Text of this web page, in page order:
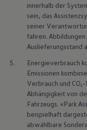
innerhalb der
sein, das
seiner
fahren.
Auslieferungsstand
5.
Energieverbrauch
Emissionen
Verbrauch und
Abhängigkeit von
Fahrzeugs. «Park
beispielhaft
abwählbare